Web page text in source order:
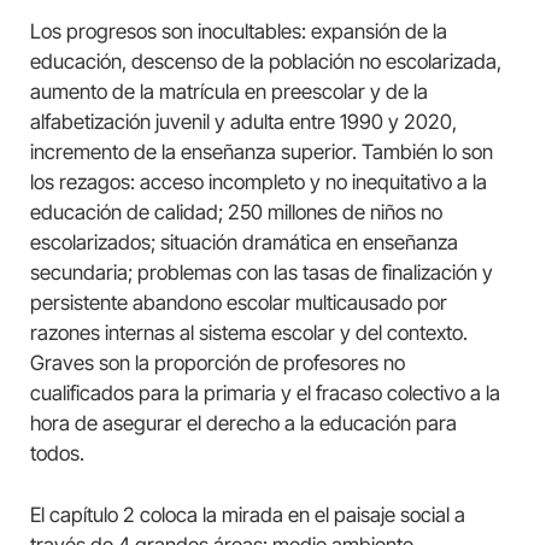
Los progresos son inocultables: expansión de la
educación, descenso de la población no escolarizada,
aumento de la matrícula en preescolar y de la
alfabetización juvenil y adulta entre 1990 y 2020,
incremento de la enseñanza superior. También lo son
los rezagos: acceso incompleto y no inequitativo a la
educación de calidad; 250 millones de niños no
escolarizados; situación dramática en enseñanza
secundaria; problemas con las tasas de finalización y
persistente abandono escolar multicausado por
razones internas al sistema escolar y del contexto.
Graves son la proporción de profesores no
cualificados para la primaria y el fracaso colectivo a la
hora de asegurar el derecho a la educación para
todos.
El capítulo 2 coloca la mirada en el paisaje social a